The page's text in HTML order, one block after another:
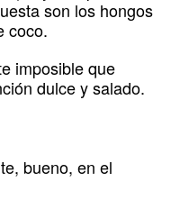
son los hongos
coco.
imposible que
dulce y salado.
bueno, en el